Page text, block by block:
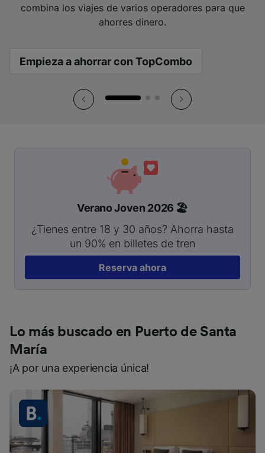
combina los viajes de varios operadores para que
ahorres dinero.
Empieza a ahorrar con TopCombo
viajar.
mano.
combina los viajes de varios operadores para que
ahorres dinero.
Empieza a ahorrar con TopCombo
viajar.
mano.
combina los viajes de varios operadores para que
ahorres dinero.
Empieza a ahorrar con TopCombo
viajar.
mano.
Verano Joven 2026 🏖️
¿Tienes entre 18 y 30 años? Ahorra hasta
un 90% en billetes de tren
Reserva ahora
Lo más buscado en Puerto de Santa
María
¡A por una experiencia única!